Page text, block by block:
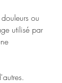
ou
utilisé par